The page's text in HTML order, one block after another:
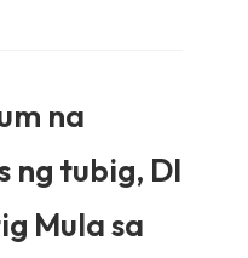
na
ng tubig, DI
Mula sa